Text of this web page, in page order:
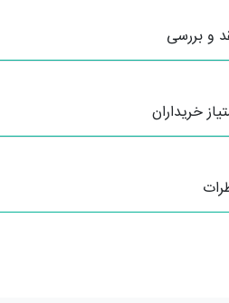
و بررسی
خریداران